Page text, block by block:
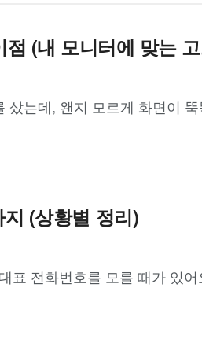
(내 모니터에 맞는
는데, 왠지 모르게 화면이
(상황별 정리)
표 전화번호를 모를 때가 있